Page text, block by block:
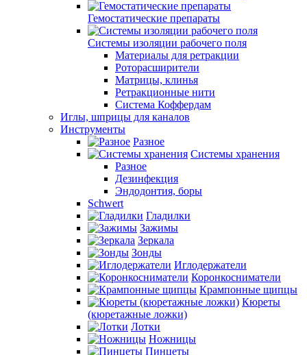
Гемостатические препараты
Системы изоляции рабочего поля
Материалы для ретракции
Роторасширители
Матрицы, клинья
Ретракционные нити
Система Коффердам
Иглы, шприцы для каналов
Инструменты
Разное
Системы хранения
Разное
Дезинфекция
Эндодонтия, боры
Schwert
Гладилки
Зажимы
Зеркала
Зонды
Иглодержатели
Коронкосниматели
Крампонные щипцы
Кюреты
(кюретажные ложки)
Лотки
Ножницы
Пинцеты